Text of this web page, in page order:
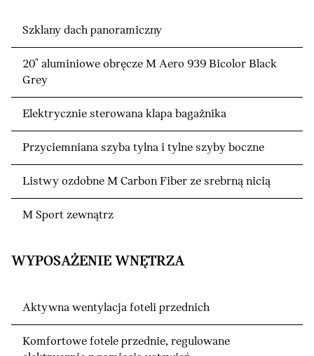
Szklany dach panoramiczny
20" aluminiowe obręcze M Aero 939 Bicolor Black
Grey
Elektrycznie sterowana klapa bagażnika
Przyciemniana szyba tylna i tylne szyby boczne
Listwy ozdobne M Carbon Fiber ze srebrną nicią
M Sport zewnątrz
WYPOSAŻENIE WNĘTRZA
Aktywna wentylacja foteli przednich
Komfortowe fotele przednie, regulowane